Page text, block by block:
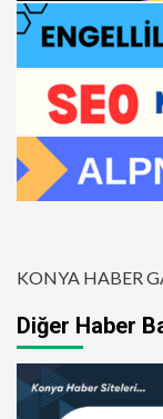
KONYA HABER
Diğer Haber